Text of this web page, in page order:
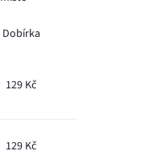
Dobírka
129 Kč
129 Kč